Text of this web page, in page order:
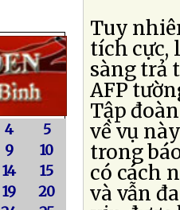
4
5
9
10
14
15
19
20
Tuy
tích cực,
sàng trả
AFP
Tập
về vụ
trong
có cách
và vẫn